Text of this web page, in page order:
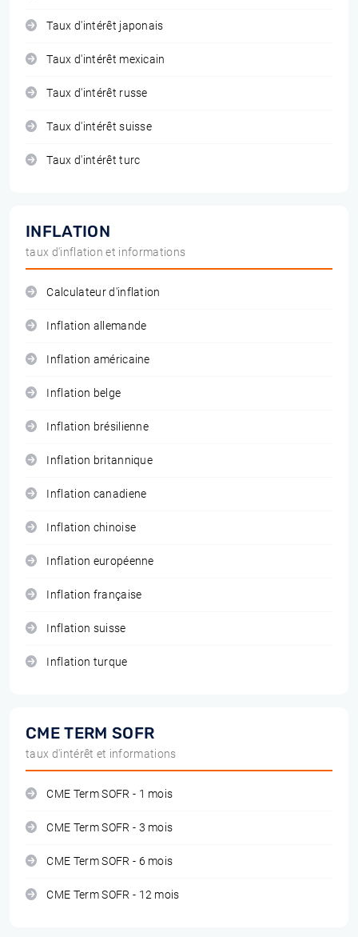
Taux d'intérêt japonais
Taux d'intérêt mexicain
Taux d'intérêt russe
Taux d'intérêt suisse
Taux d'intérêt turc
INFLATION
taux d'inflation et informations
Calculateur d'inflation
Inflation allemande
Inflation américaine
Inflation belge
Inflation brésilienne
Inflation britannique
Inflation canadiene
Inflation chinoise
Inflation européenne
Inflation française
Inflation suisse
Inflation turque
CME TERM SOFR
taux d'intérêt et informations
CME Term SOFR - 1 mois
CME Term SOFR - 3 mois
CME Term SOFR - 6 mois
CME Term SOFR - 12 mois